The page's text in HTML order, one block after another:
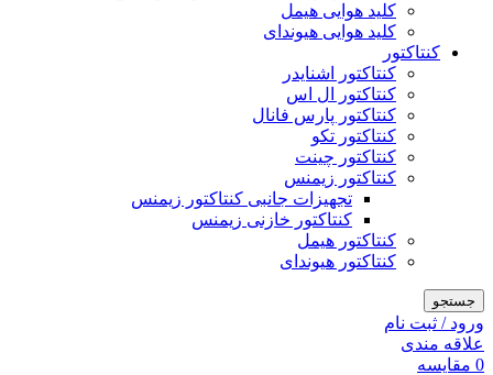
کلید هوایی هیمل
کلید هوایی هیوندای
کنتاکتور
کنتاکتور اشنایدر
کنتاکتور ال اس
کنتاکتور پارس فانال
کنتاکتور تکو
کنتاکتور چینت
کنتاکتور زیمنس
تجهیزات جانبی کنتاکتور زیمنس
کنتاکتور خازنی زیمنس
کنتاکتور هیمل
کنتاکتور هیوندای
جستجو
ورود / ثبت نام
علاقه مندی
0 مقایسه